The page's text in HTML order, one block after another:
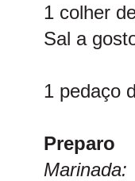
1 colher
Sal a
1 pedaço
Preparo
Marinada: